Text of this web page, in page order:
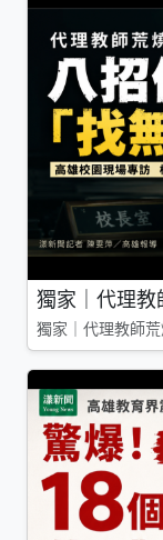
獨家｜代理
獨家｜代理教師